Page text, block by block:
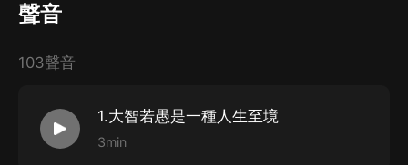
豐盈美滿的人生！
聲音
103聲音
1.大智若愚是一種人生至境
3min